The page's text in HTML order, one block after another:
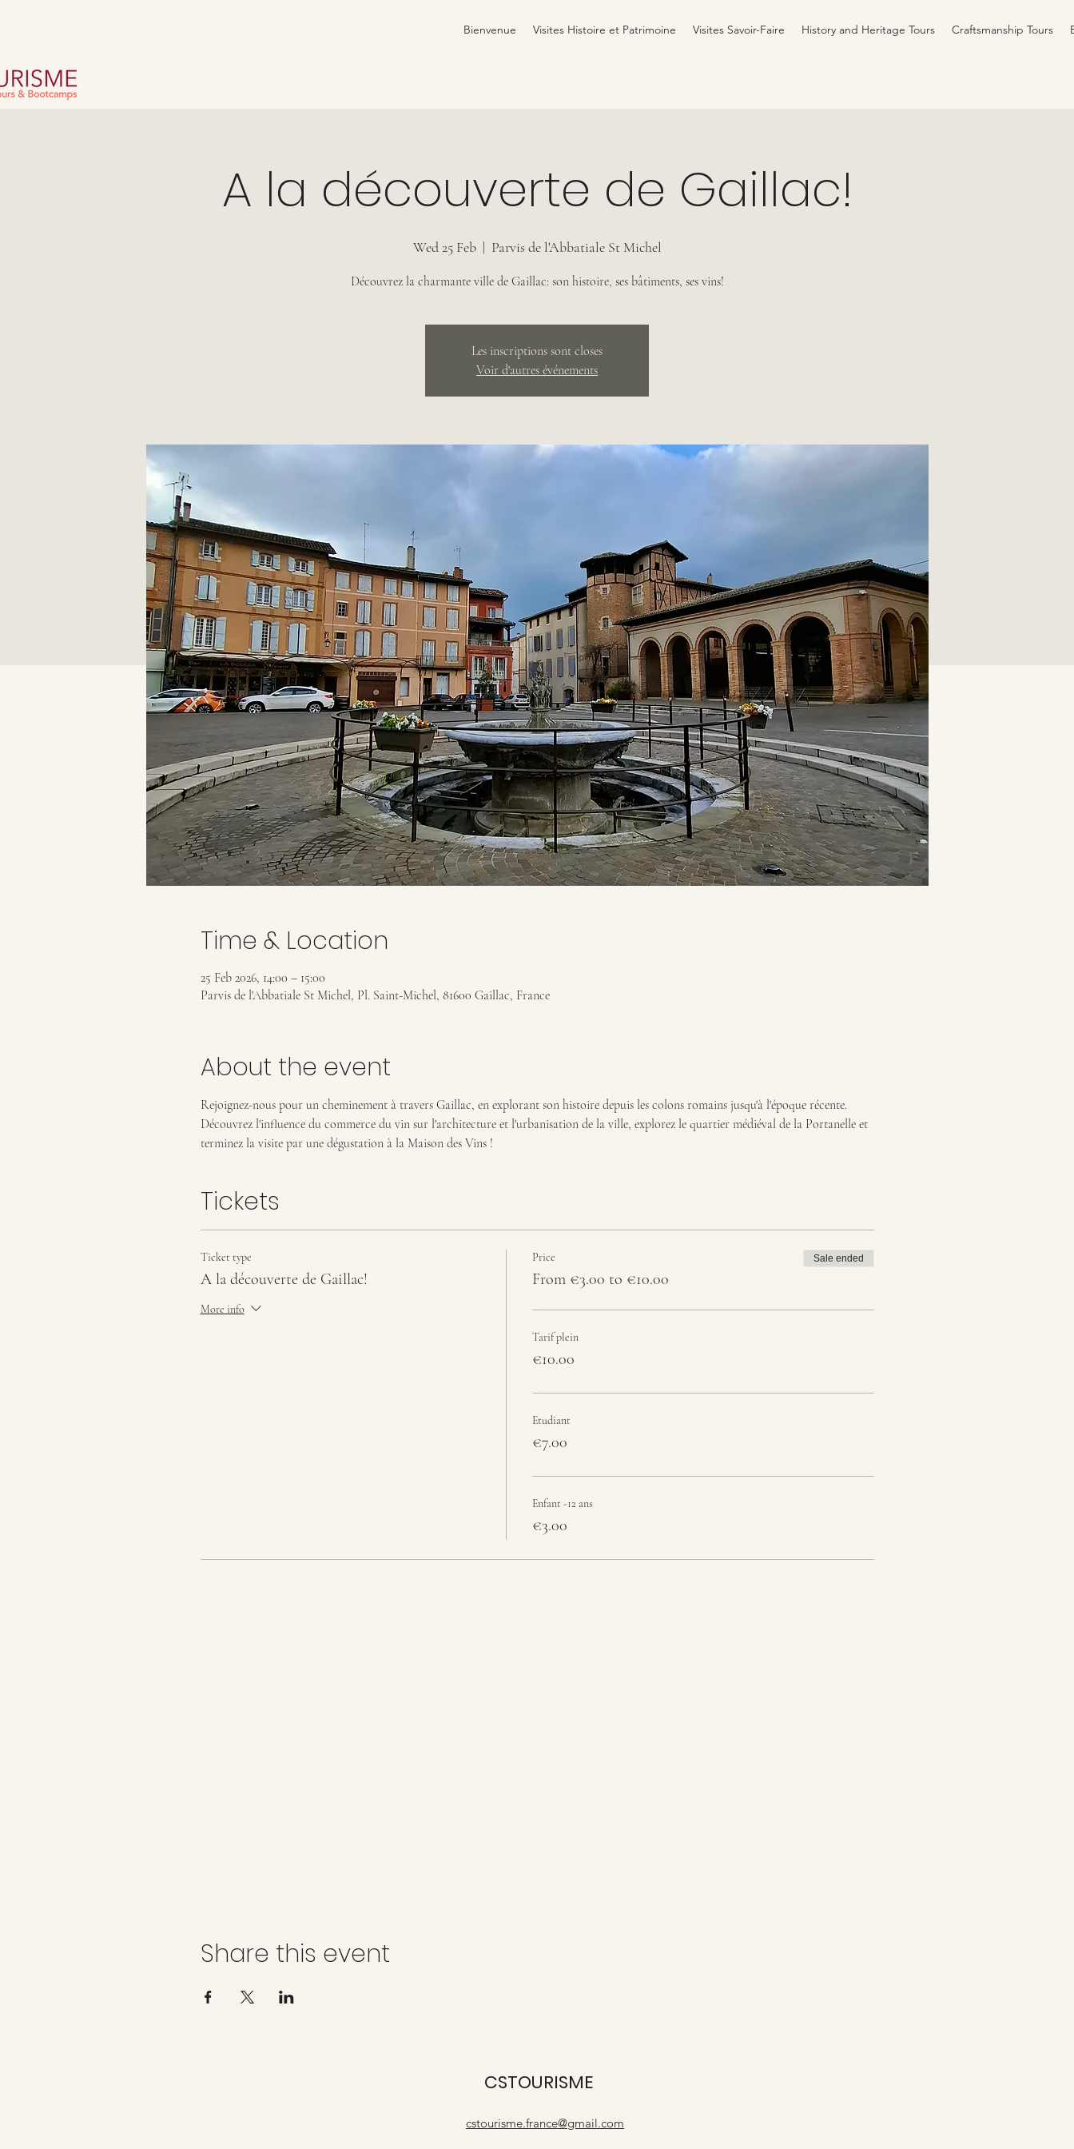
Bienvenue Visites Histoire et Patrimoine Visites Savoir-Faire History and Heritage Tours Craftsmanship Tours
A la découverte de Gaillac!
Wed 25 Feb
  |
Parvis de l'Abbatiale St Michel
Découvrez la charmante ville de Gaillac: son histoire, ses bâtiments, ses vins!
Les inscriptions sont closes
Voir d'autres événements
Time & Location
25 Feb 2026, 14:00 – 15:00
Parvis de l'Abbatiale St Michel, Pl. Saint-Michel, 81600 Gaillac, France
About the event
Rejoignez-nous pour un cheminement à travers Gaillac, en explorant son histoire depuis les colons romains jusqu'à l'époque récente.
Découvrez l'influence du commerce du vin sur l'architecture et l'urbanisation de la ville, explorez le quartier médiéval de la Portanelle et
terminez la visite par une dégustation à la Maison des Vins !
Tickets
Ticket type
A la découverte de Gaillac!
More info
Price
From €3.00 to €10.00
Sale ended
Tarif plein
€10.00
Etudiant
€7.00
Enfant -12 ans
€3.00
Share this event
CSTOURISME
cstourisme.france@gmail.com